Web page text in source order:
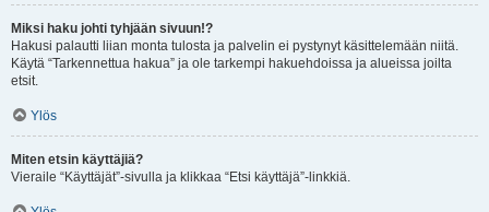
Miksi haku johti tyhjään sivuun!?
Hakusi palautti liian monta tulosta ja palvelin ei pystynyt käsittelemään niitä.
Käytä “Tarkennettua hakua” ja ole tarkempi hakuehdoissa ja alueissa joilta
etsit.
Ylös
Miten etsin käyttäjiä?
Vieraile “Käyttäjät”-sivulla ja klikkaa “Etsi käyttäjä”-linkkiä.